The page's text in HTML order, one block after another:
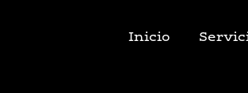
Inicio